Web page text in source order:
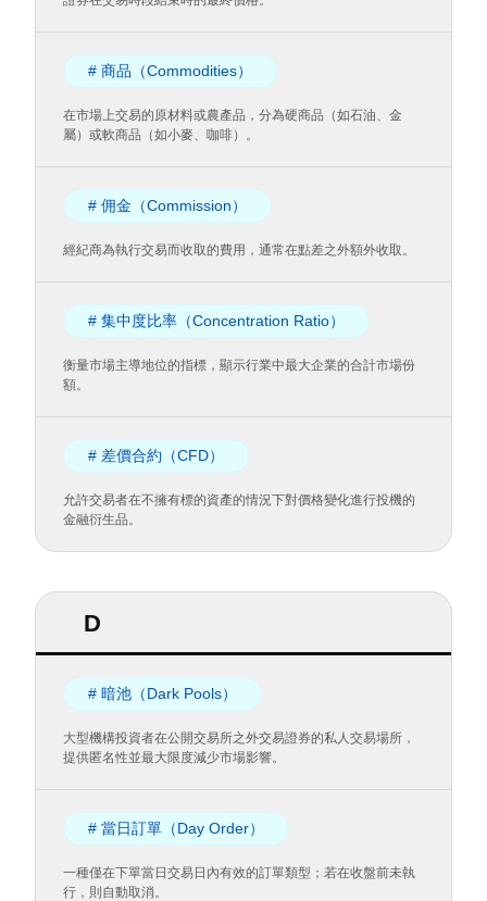
# 商品（Commodities）
在市場上交易的原材料或農產品，分為硬商品（如石油、金
屬）或軟商品（如小麥、咖啡）。
# 佣金（Commission）
經紀商為執行交易而收取的費用，通常在點差之外額外收取。
# 集中度比率（Concentration Ratio）
衡量市場主導地位的指標，顯示行業中最大企業的合計市場份
額。
# 差價合約（CFD）
允許交易者在不擁有標的資產的情況下對價格變化進行投機的
金融衍生品。
D
# 暗池（Dark Pools）
大型機構投資者在公開交易所之外交易證券的私人交易場所，
提供匿名性並最大限度減少市場影響。
# 當日訂單（Day Order）
一種僅在下單當日交易日內有效的訂單類型；若在收盤前未執
行，則自動取消。